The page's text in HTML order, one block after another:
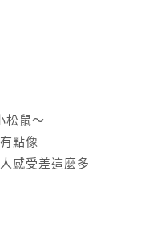
松鼠～
點像
感受差這麼多